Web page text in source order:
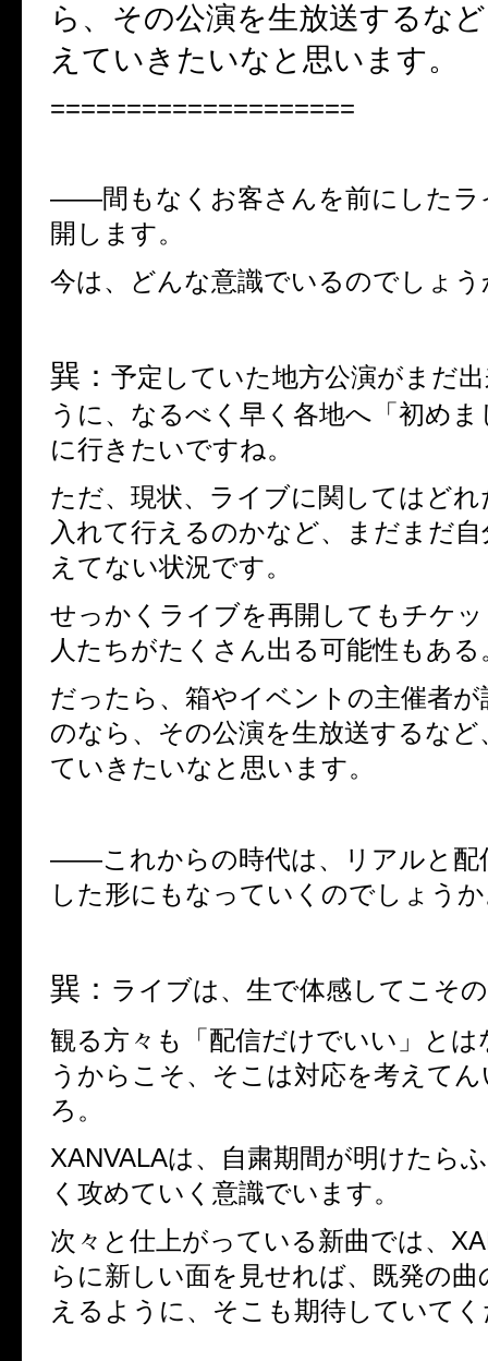
ら、その公演を生放送するな
えていきたいなと思います。
====================
――間もなくお客さんを前にした
開します。
今は、どんな意識でいるのでしょう
巽： 予定していた地方公演がまだ
うに、なるべく早く各地へ「初め
に行きたいですね。
ただ、現状、ライブに関してはど
入れて行えるのかなど、まだまだ
えてない状況です。
せっかくライブを再開してもチケ
人たちがたくさん出る可能性もある
だったら、箱やイベントの主催者
のなら、その公演を生放送するな
ていきたいなと思います。
――これからの時代は、リアルと
した形にもなっていくのでしょう
巽： ライブは、生で体感してこそ
観る方々も「配信だけでいい」と
うからこそ、そこは対応を考えて
ろ。
XANVALAは、自粛期間が明けたら
く攻めていく意識でいます。
次々と仕上がっている新曲では、
らに新しい面を見せれば、既発の
えるように、そこも期待していて